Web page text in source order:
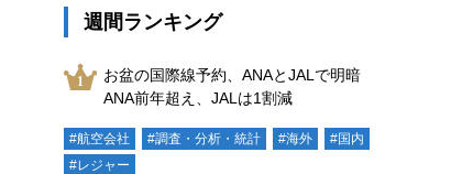
週間ランキング
お盆の国際線予約、ANAとJALで明暗
ANA前年超え、JALは1割減
#航空会社 #調査・分析・統計 #海外
#国内
#レジャー